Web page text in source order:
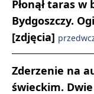
Płonął taras
Bydgoszczy.
[zdjęcia]
Zderzenie na
świeckim.